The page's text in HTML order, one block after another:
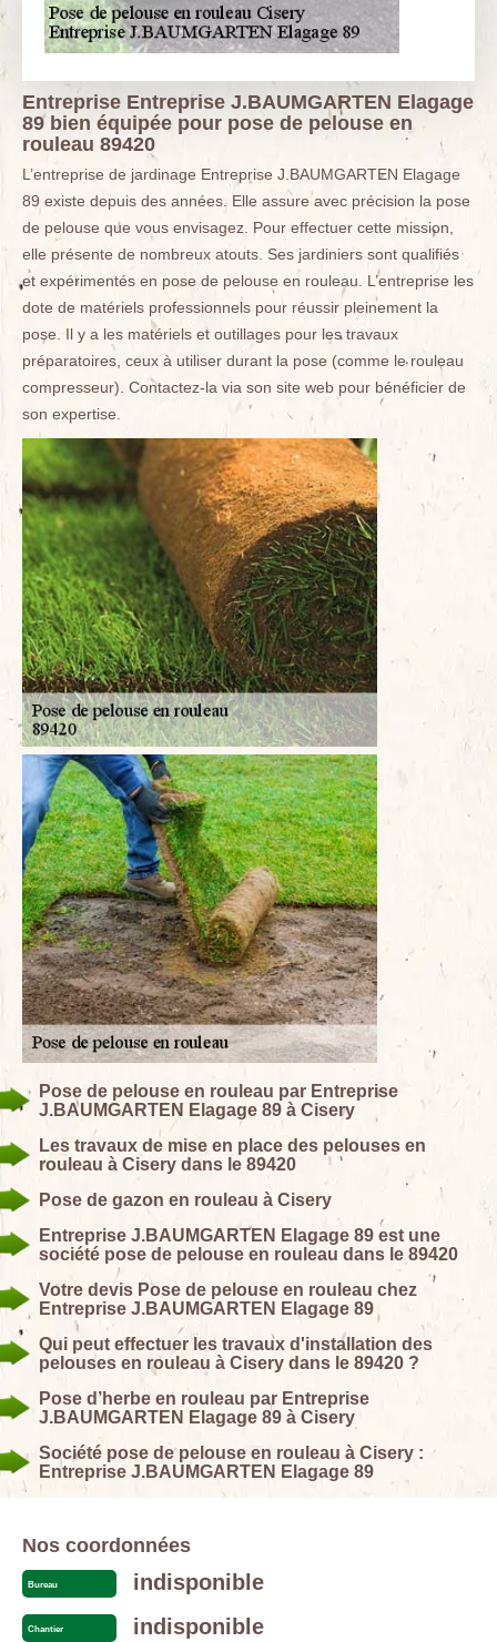
Entreprise Entreprise J.BAUMGARTEN Elagage
89 bien équipée pour pose de pelouse en
rouleau 89420
L’entreprise de jardinage Entreprise J.BAUMGARTEN Elagage
89 existe depuis des années. Elle assure avec précision la pose
de pelouse que vous envisagez. Pour effectuer cette mission,
elle présente de nombreux atouts. Ses jardiniers sont qualifiés
et expérimentés en pose de pelouse en rouleau. L’entreprise les
dote de matériels professionnels pour réussir pleinement la
pose. Il y a les matériels et outillages pour les travaux
préparatoires, ceux à utiliser durant la pose (comme le rouleau
compresseur). Contactez-la via son site web pour bénéficier de
son expertise.
Pose de pelouse en rouleau par Entreprise
J.BAUMGARTEN Elagage 89 à Cisery
Les travaux de mise en place des pelouses en
rouleau à Cisery dans le 89420
Pose de gazon en rouleau à Cisery
Entreprise J.BAUMGARTEN Elagage 89 est une
société pose de pelouse en rouleau dans le 89420
Votre devis Pose de pelouse en rouleau chez
Entreprise J.BAUMGARTEN Elagage 89
Qui peut effectuer les travaux d'installation des
pelouses en rouleau à Cisery dans le 89420 ?
Pose d’herbe en rouleau par Entreprise
J.BAUMGARTEN Elagage 89 à Cisery
Société pose de pelouse en rouleau à Cisery :
Entreprise J.BAUMGARTEN Elagage 89
Nos coordonnées
Bureau indisponible
Chantier indisponible